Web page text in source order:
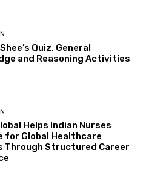
Quiz, General
and Reasoning Activities
Helps Indian Nurses
for Global Healthcare
Through Structured Career